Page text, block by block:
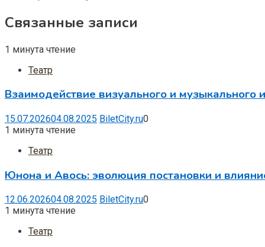
Связанные записи
1 минута чтение
Театр
Взаимодействие визуального и музыкального
15.07.202604.08.2025 BiletCity.ru0
1 минута чтение
Театр
Юнона и Авось: эволюция постановки и
12.06.202604.08.2025 BiletCity.ru0
1 минута чтение
Театр